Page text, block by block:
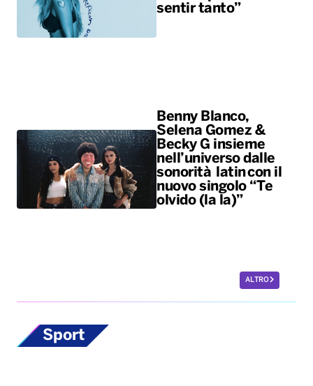
sentir tanto”
Benny Blanco,
Selena Gomez &
Becky G insieme
nell’universo dalle
sonorità latin con il
nuovo singolo “Te
olvido (la la)”
ALTRO
Sport